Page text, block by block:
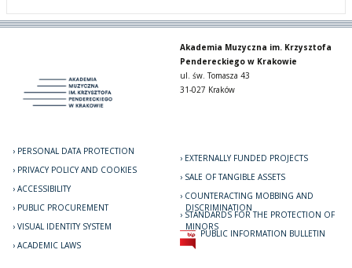
Akademia Muzyczna im. Krzysztofa
Pendereckiego w Krakowie
ul. św. Tomasza 43
31-027 Kraków
PERSONAL DATA PROTECTION
PRIVACY POLICY AND COOKIES
ACCESSIBILITY
PUBLIC PROCUREMENT
VISUAL IDENTITY SYSTEM
ACADEMIC LAWS
EXTERNALLY FUNDED PROJECTS
SALE OF TANGIBLE ASSETS
COUNTERACTING MOBBING AND
DISCRIMINATION
STANDARDS FOR THE PROTECTION OF
MINORS
PUBLIC INFORMATION BULLETIN